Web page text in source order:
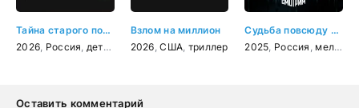
Тайна старого портрета
2026 Россия детектив ,мелодрама,криминал
Взлом на миллион
2026 ,США триллер
Судьба повсюду встретится
2025 Россия мелодрама
Оставить комментарий